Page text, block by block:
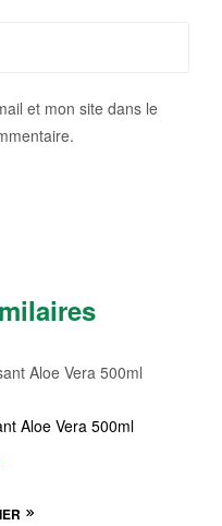
et mon site dans le
Aloe Vera 500ml